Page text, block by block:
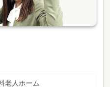
老人ホーム